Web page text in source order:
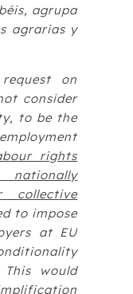
agrupa
agrarias y
on
consider
to be the
rights
collective
to impose
at EU
This would